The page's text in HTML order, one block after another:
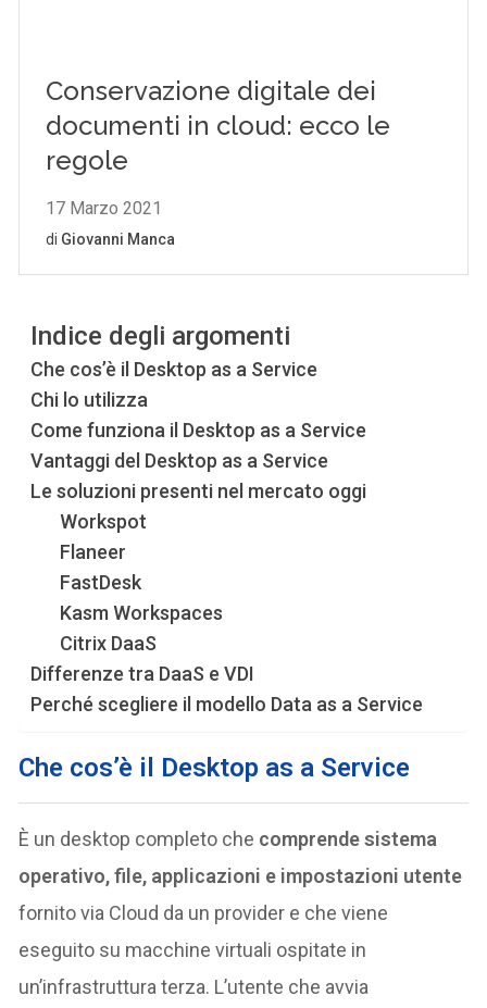
Indice degli argomenti
Che cos’è il Desktop as a Service
Chi lo utilizza
Come funziona il Desktop as a Service
Vantaggi del Desktop as a Service
Le soluzioni presenti nel mercato oggi
Workspot
Flaneer
FastDesk
Kasm Workspaces
Citrix DaaS
Differenze tra DaaS e VDI
Perché scegliere il modello Data as a Service
Che cos’è il Desktop as a Service
È un desktop completo che comprende sistema
operativo, file, applicazioni e impostazioni utente
fornito via Cloud da un provider e che viene
eseguito su macchine virtuali ospitate in
un’infrastruttura terza. L’utente che avvia